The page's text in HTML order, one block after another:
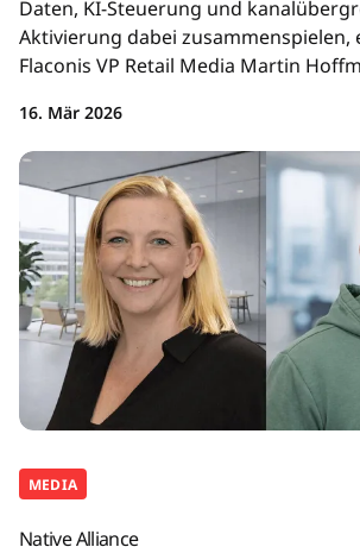
Daten, KI-Steuerung und
Aktivierung dabei zusammenspielen,
Flaconis VP Retail Media Martin
16. Mär 2026
MEDIA
Native Alliance